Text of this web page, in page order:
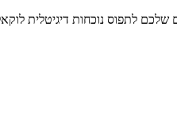
לתפוס נוכחות דיגיטלית